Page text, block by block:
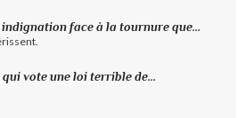
face à la tournure que...
qui vote une loi terrible de...